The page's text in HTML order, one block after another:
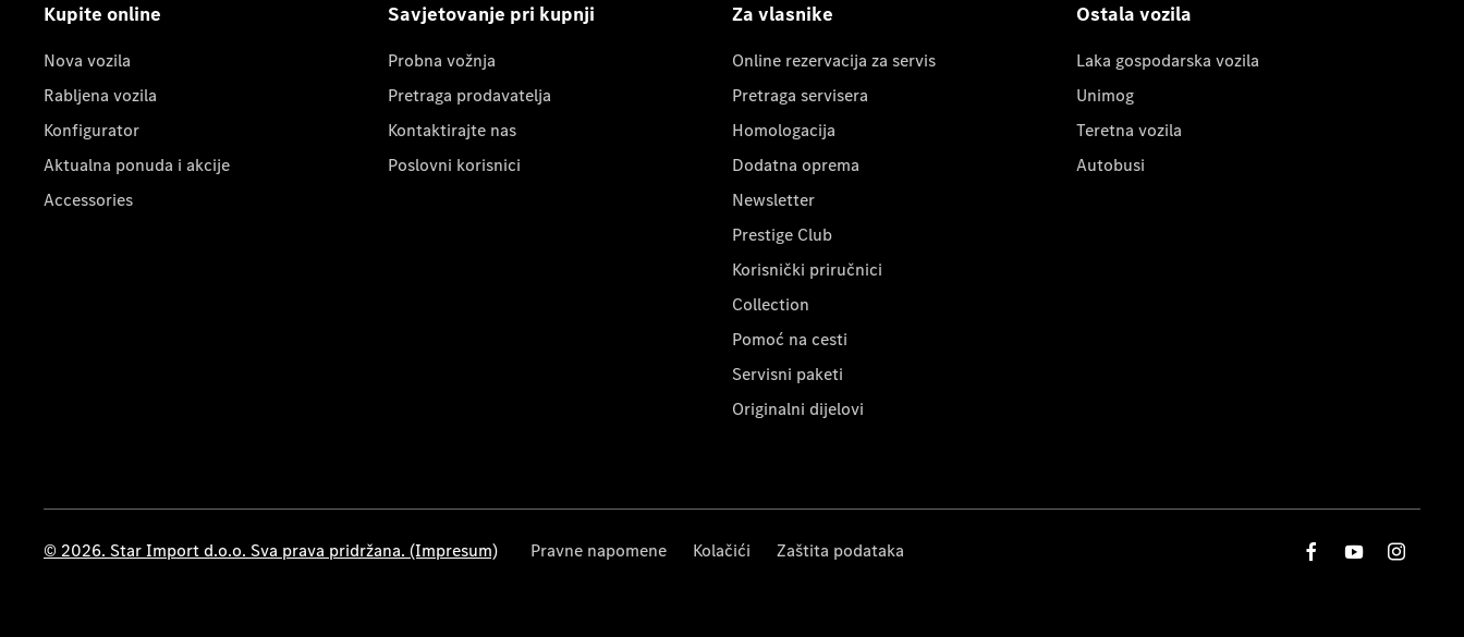
Kupite online
Nova vozila
Rabljena vozila
Konfigurator
Aktualna ponuda i akcije
Accessories
Savjetovanje pri kupnji
Probna vožnja
Pretraga prodavatelja
Kontaktirajte nas
Poslovni korisnici
Za vlasnike
Online rezervacija za servis
Pretraga servisera
Homologacija
Dodatna oprema
Newsletter
Prestige Club
Korisnički priručnici
Collection
Pomoć na cesti
Servisni paketi
Originalni dijelovi
Ostala vozila
Laka gospodarska vozila
Unimog
Teretna vozila
Autobusi
© 2026. Star Import d.o.o. Sva prava pridržana. (Impresum) Pravne napomene Kolačići Zaštita podataka